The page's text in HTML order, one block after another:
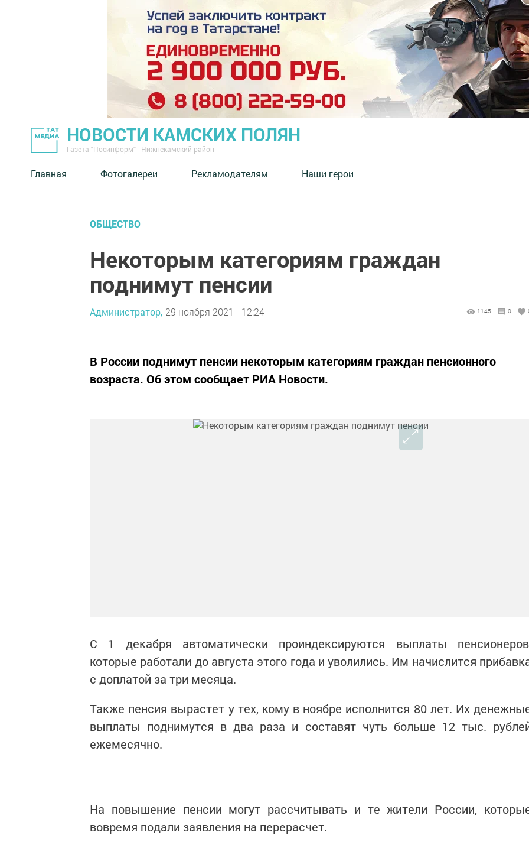
НОВОСТИ КАМСКИХ ПОЛЯН
Газета "Посинформ" - Нижнекамский район
Главная Фотогалереи Рекламодателям Наши герои
ОБЩЕСТВО
Некоторым категориям граждан
поднимут пенсии
Администратор, 29 ноября 2021 - 12:24 1145 0
В России поднимут пенсии некоторым категориям граждан пенсионного
возраста. Об этом сообщает РИА Новости.
С 1 декабря автоматически проиндексируются выплаты
которые работали до августа этого года и уволились. Им начислится
с доплатой за три месяца.
Также пенсия вырастет у тех, кому в ноябре исполнится 80 лет. Их
выплаты поднимутся в два раза и составят чуть больше 12 тыс.
ежемесячно.
На повышение пенсии могут рассчитывать и те жители России,
вовремя подали заявления на перерасчет.